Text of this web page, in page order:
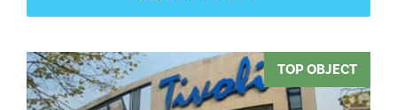
TOP OBJECT